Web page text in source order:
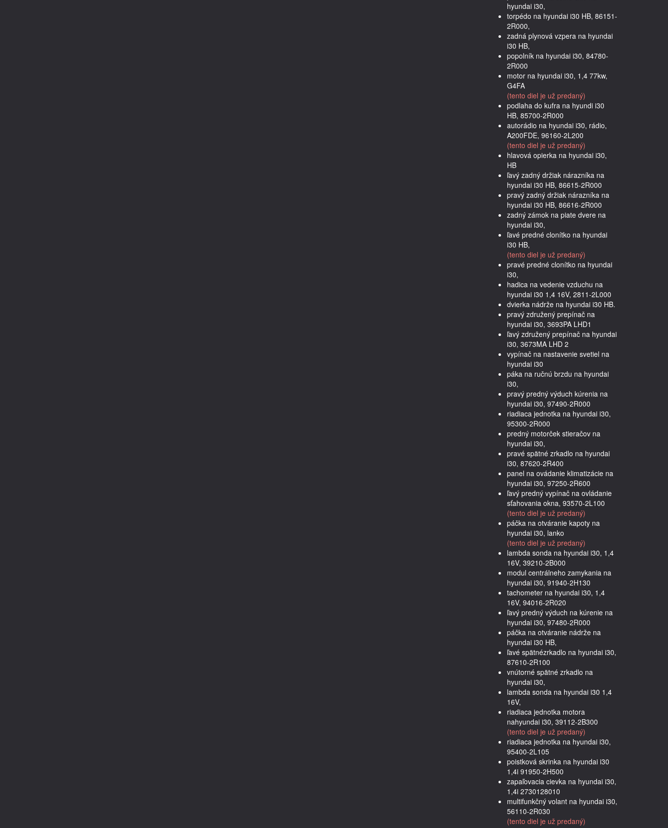
hyundai i30,
torpédo na hyundai i30 HB, 86151-
2R000,
zadná plynová vzpera na hyundai
i30 HB,
popolník na hyundai i30, 84780-
2R000
motor na hyundai i30, 1,4 77kw,
G4FA
(tento diel je už predaný)
podlaha do kufra na hyundi i30
HB, 85700-2R000
autorádio na hyundai i30, rádio,
A200FDE, 96160-2L200
(tento diel je už predaný)
hlavová opierka na hyundai i30,
HB
ľavý zadný držiak nárazníka na
hyundai i30 HB, 86615-2R000
pravý zadný držiak nárazníka na
hyundai i30 HB, 86616-2R000
zadný zámok na piate dvere na
hyundai i30,
ľavé predné clonítko na hyundai
i30 HB,
(tento diel je už predaný)
pravé predné clonítko na hyundai
i30,
hadica na vedenie vzduchu na
hyundai i30 1,4 16V, 2811-2L000
dvierka nádrže na hyundai i30 HB.
pravý združený prepínač na
hyundai i30, 3693PA LHD1
ľavý združený prepínač na hyundai
i30, 3673MA LHD 2
vypínač na nastavenie svetiel na
hyundai i30
páka na ručnú brzdu na hyundai
i30,
pravý predný výduch kúrenia na
hyundai i30, 97490-2R000
riadiaca jednotka na hyundai i30,
95300-2R000
predný motorček stieračov na
hyundai i30,
pravé spätné zrkadlo na hyundai
i30, 87620-2R400
panel na ovádanie klimatizácie na
hyundai i30, 97250-2R600
ľavý predný vypínač na ovládanie
sťahovania okna, 93570-2L100
(tento diel je už predaný)
páčka na otváranie kapoty na
hyundai i30, lanko
(tento diel je už predaný)
lambda sonda na hyundai i30, 1,4
16V, 39210-2B000
modul centrálneho zamykania na
hyundai i30, 91940-2H130
tachometer na hyundai i30, 1,4
16V, 94016-2R020
ľavý predný výduch na kúrenie na
hyundai i30, 97480-2R000
páčka na otváranie nádrže na
hyundai i30 HB,
ľavé spätnézrkadlo na hyundai i30,
87610-2R100
vnútorné spätné zrkadlo na
hyundai i30,
lambda sonda na hyundai i30 1,4
16V,
riadiaca jednotka motora
nahyundai i30, 39112-2B300
(tento diel je už predaný)
riadiaca jednotka na hyundai i30,
95400-2L105
poistková skrinka na hyundai i30
1,4i 91950-2H500
zapaľovacia cievka na hyundai i30,
1,4i 2730128010
multifunkčný volant na hyundai i30,
56110-2R030
(tento diel je už predaný)